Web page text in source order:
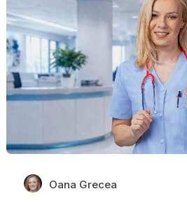
Oana Grecea